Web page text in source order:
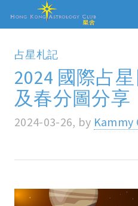
占星札記
2024 國際占
及春分圖分享
2024-03-26, by Kammy